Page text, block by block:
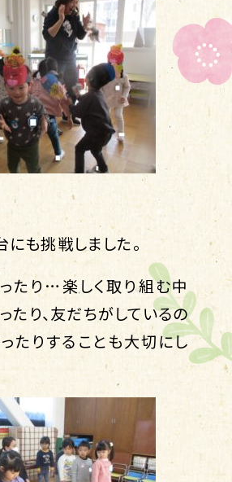
も挑戦しました。
ったり…楽しく取り組む中
たり、友だちがしているの
たりすることも大切にし